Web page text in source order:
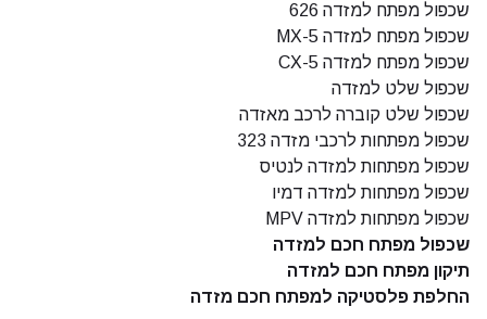
שכפול מפתח למזדה 626
שכפול מפתח למזדה MX-5
שכפול מפתח למזדה CX-5
שכפול שלט למזדה
שכפול שלט קוברה לרכב מאזדה
שכפול מפתחות לרכבי מזדה 323
שכפול מפתחות למזדה לנטיס
שכפול מפתחות למזדה דמיו
שכפול מפתחות למזדה MPV
שכפול מפתח חכם למזדה
תיקון מפתח חכם למזדה
החלפת פלסטיקה למפתח חכם מזדה